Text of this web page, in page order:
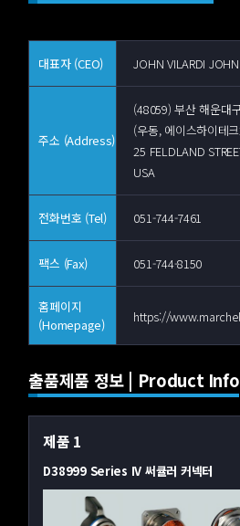
대표자 (CEO) JOHN VILARDI
주소 (Address)
(48059) 부산 해운대
(우동, 에이스하이테
25 FELDLAND
USA
전화번호 (Tel) 051-744-7461
팩스 (Fax) 051-744-8150
홈페이지
(Homepage)
https://
출품제품 정보 | Product Info
제품 1
D38999 Series IV 써큘러 커넥터